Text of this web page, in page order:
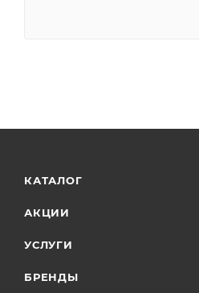
КАТАЛОГ
АКЦИИ
УСЛУГИ
БРЕНДЫ